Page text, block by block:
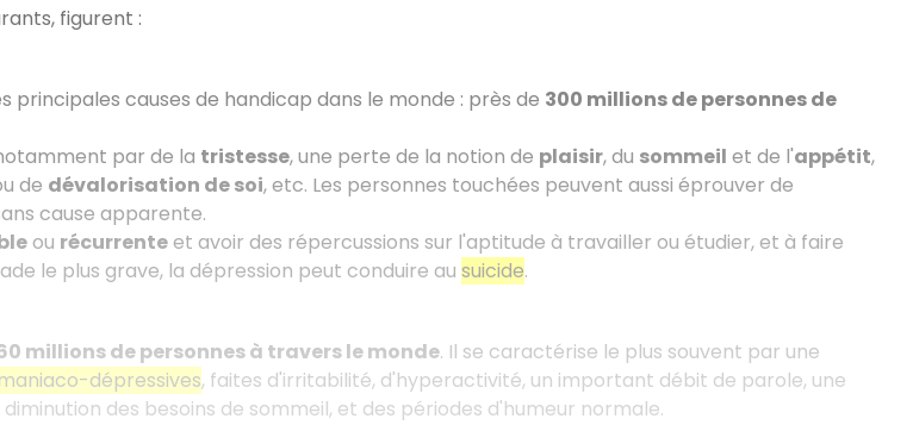
figurent :
principales causes de handicap dans le monde : près de 300 millions de personnes de
par de la tristesse, une perte de la notion de plaisir, du sommeil et de l'appétit,
de dévalorisation de soi, etc. Les personnes touchées peuvent aussi éprouver de
cause apparente.
ou récurrenteet avoir des répercussions sur l'aptitude à travailler ou étudier, et à faire
le plus grave, la dépression peut conduire au suicide.
millions de personnes à travers le monde. Il se caractérise le plus souvent par une
dépressives, faites d'irritabilité, d'hyperactivité, un important débit de parole, une
des besoins de sommeil, et des périodes d'humeur normale.